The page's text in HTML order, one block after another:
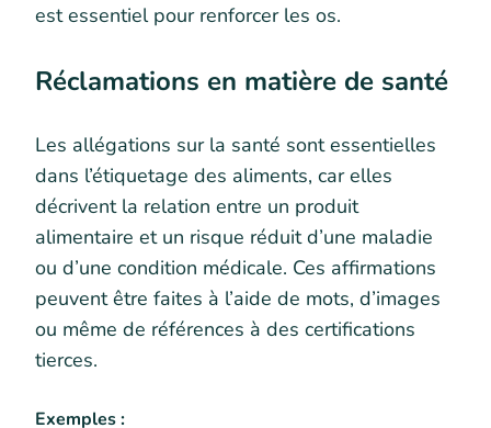
est essentiel pour renforcer les os.
Réclamations en matière de santé
Les allégations sur la santé sont essentielles
dans l’étiquetage des aliments, car elles
décrivent la relation entre un produit
alimentaire et un risque réduit d’une maladie
ou d’une condition médicale. Ces affirmations
peuvent être faites à l’aide de mots, d’images
ou même de références à des certifications
tierces.
Exemples :